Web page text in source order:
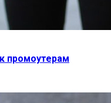
промоутерам